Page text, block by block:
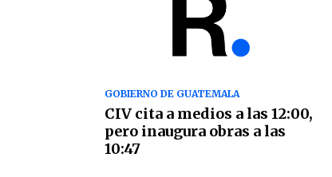
GOBIERNO DE GUATEMALA
CIV cita a medios a las 12:00,
pero inaugura obras a las
10:47